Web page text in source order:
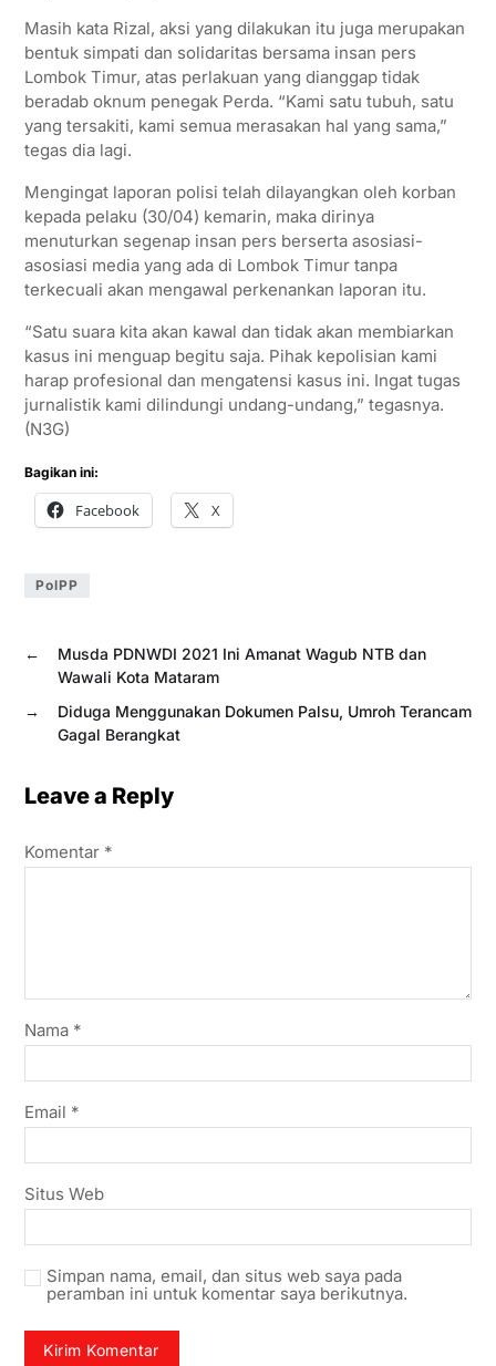
Masih kata Rizal, aksi yang dilakukan itu juga merupakan
bentuk simpati dan solidaritas bersama insan pers
Lombok Timur, atas perlakuan yang dianggap tidak
beradab oknum penegak Perda. “Kami satu tubuh, satu
yang tersakiti, kami semua merasakan hal yang sama,”
tegas dia lagi.
Mengingat laporan polisi telah dilayangkan oleh korban
kepada pelaku (30/04) kemarin, maka dirinya
menuturkan segenap insan pers berserta asosiasi-
asosiasi media yang ada di Lombok Timur tanpa
terkecuali akan mengawal perkenankan laporan itu.
“Satu suara kita akan kawal dan tidak akan membiarkan
kasus ini menguap begitu saja. Pihak kepolisian kami
harap profesional dan mengatensi kasus ini. Ingat tugas
jurnalistik kami dilindungi undang-undang,” tegasnya.
(N3G)
Bagikan ini:
Facebook X
PolPP
←
Musda PDNWDI 2021 Ini Amanat Wagub NTB dan
Wawali Kota Mataram
→
Diduga Menggunakan Dokumen Palsu, Umroh Terancam
Gagal Berangkat
Leave a Reply
Komentar *
Nama *
Email *
Situs Web
Simpan nama, email, dan situs web saya pada
peramban ini untuk komentar saya berikutnya.